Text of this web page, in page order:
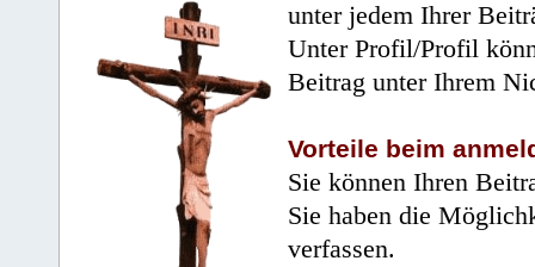
unter jedem Ihrer
Unter Profil/Profil
Beitrag unter Ihrem
Vorteile beim
Sie können Ihren
Sie haben die
verfassen.